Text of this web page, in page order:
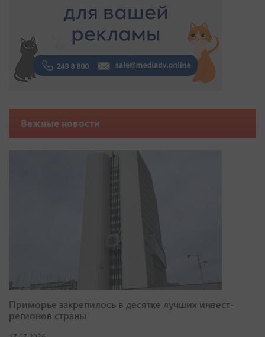
Важные новости
Приморье закрепилось в десятке лучших инвест-
регионов страны